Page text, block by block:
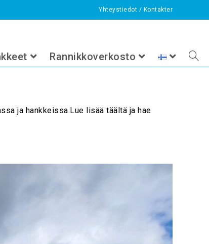
Yhteystiedot / Kontakter
Rannikkoverkosto
ja hankkeissa.Lue lisää täältä ja hae